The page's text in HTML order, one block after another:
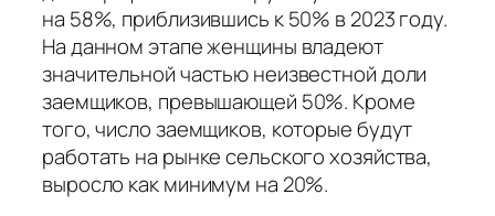
на 58%, приблизившись к 50% в 2023 году.
На данном этапе женщины владеют
значительной частью неизвестной доли
заемщиков, превышающей 50%. Кроме
того, число заемщиков, которые будут
работать на рынке сельского хозяйства,
выросло как минимум на 20%.